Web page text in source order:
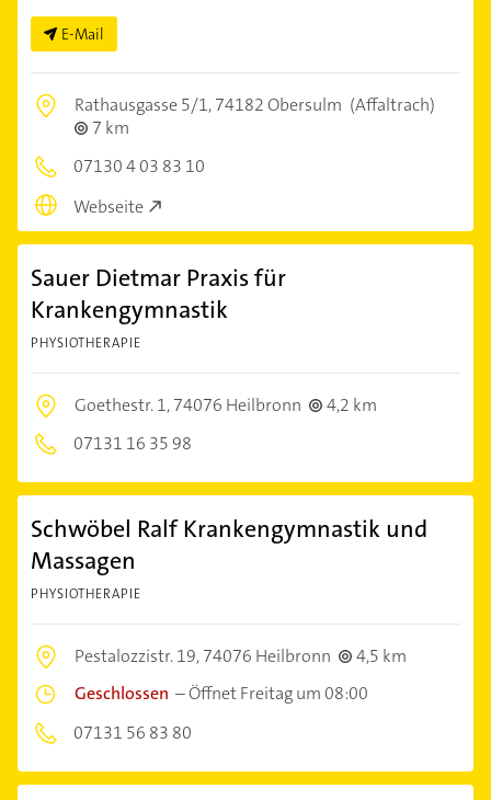
E-Mail
Rathausgasse 5/1,74182 Obersulm (Affaltrach)
7 km
07130 4 03 83 10
Webseite
Sauer Dietmar Praxis für
Krankengymnastik
PHYSIOTHERAPIE
Goethestr. 1,74076 Heilbronn
4,2 km
07131 16 35 98
Schwöbel Ralf Krankengymnastik und
Massagen
PHYSIOTHERAPIE
Pestalozzistr. 19,74076 Heilbronn
4,5 km
Geschlossen –Öffnet Freitag um 08:00
07131 56 83 80